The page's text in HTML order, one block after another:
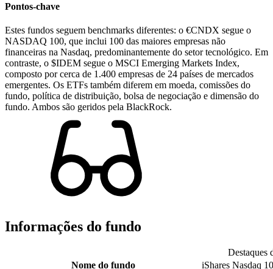
Pontos-chave
Estes fundos seguem benchmarks diferentes: o €CNDX segue o
NASDAQ 100, que inclui 100 das maiores empresas não
financeiras na Nasdaq, predominantemente do setor tecnológico. Em
contraste, o $IDEM segue o MSCI Emerging Markets Index,
composto por cerca de 1.400 empresas de 24 países de mercados
emergentes. Os ETFs também diferem em moeda, comissões do
fundo, política de distribuição, bolsa de negociação e dimensão do
fundo. Ambos são geridos pela BlackRock.
Informações do fundo
Destaques
Nome do fundo
iShares Nasdaq